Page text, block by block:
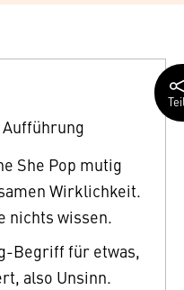
Aufführung
She Pop mutig
Wirklichkeit.
nichts wissen.
Begriff für etwas,
also Unsinn.